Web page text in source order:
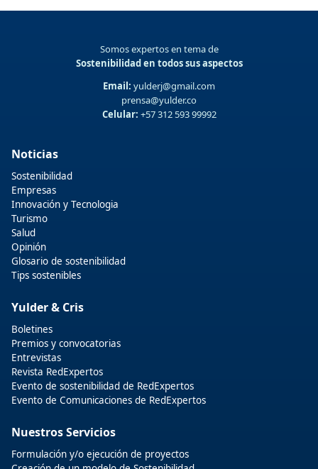
Somos expertos en tema de
Sostenibilidad en todos sus aspectos
Email: yulderj@gmail.com
prensa@yulder.co
Celular: +57 312 593 99992
Noticias
Sostenibilidad
Empresas
Innovación y Tecnologia
Turismo
Salud
Opinión
Glosario de sostenibilidad
Tips sostenibles
Yulder & Cris
Boletines
Premios y convocatorias
Entrevistas
Revista RedExpertos
Evento de sostenibilidad de RedExpertos
Evento de Comunicaciones de RedExpertos
Nuestros Servicios
Formulación y/o ejecución de proyectos